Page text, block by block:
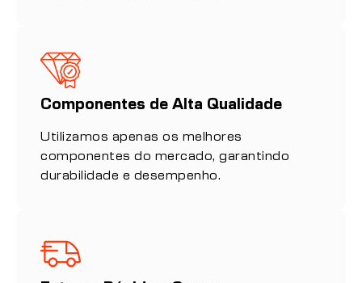
Componentes de Alta Qualidade
Utilizamos apenas os melhores
componentes do mercado, garantindo
durabilidade e desempenho.